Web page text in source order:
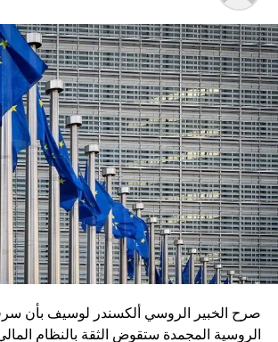
صرح الخبير الروسي ألكسندر لوسيف بأن
الروسية المجمدة ستقوض الثقة بالنظام